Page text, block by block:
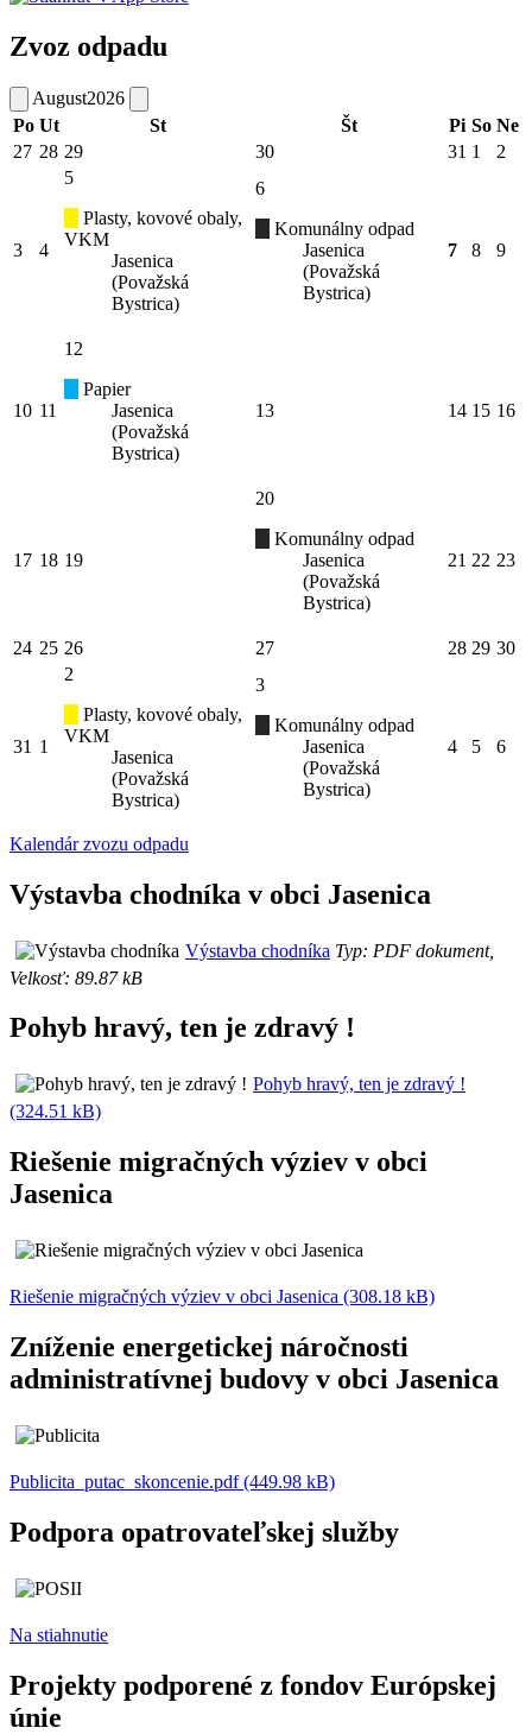
Zvoz odpadu
August2026
Po Ut St Št Pi So Ne
27 28 29 30 31 1 2
3 4
5
Plasty, kovové obaly,
VKM
Jasenica
(Považská
Bystrica)
6
Komunálny odpad
Jasenica
(Považská
Bystrica)
7 8 9
10 11
12
Papier
Jasenica
(Považská
Bystrica)
13 14 15 16
17 18 19
20
Komunálny odpad
Jasenica
(Považská
Bystrica)
21 22 23
24 25 26 27 28 29 30
31 1
2
Plasty, kovové obaly,
VKM
Jasenica
(Považská
Bystrica)
3
Komunálny odpad
Jasenica
(Považská
Bystrica)
4 5 6
Kalendár zvozu odpadu
Výstavba chodníka v obci Jasenica
Výstavba chodníka Typ: PDF dokument,
Velkosť: 89.87 kB
Pohyb hravý, ten je zdravý !
Pohyb hravý, ten je zdravý !
(324.51 kB)
Riešenie migračných výziev v obci
Jasenica
Riešenie migračných výziev v obci Jasenica (308.18 kB)
Zníženie energetickej náročnosti
administratívnej budovy v obci Jasenica
Publicita_putac_skoncenie.pdf (449.98 kB)
Podpora opatrovateľskej služby
Na stiahnutie
Projekty podporené z fondov Európskej
únie